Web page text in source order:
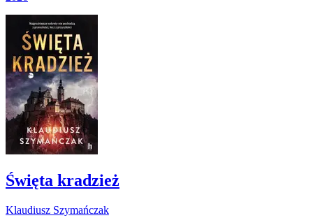
Święta kradzież
Klaudiusz Szymańczak